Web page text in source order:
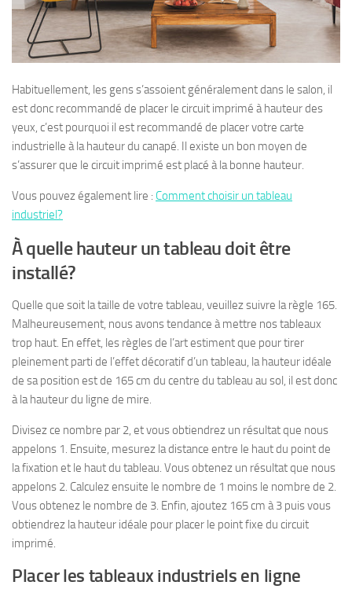
Habituellement, les gens s’assoient généralement dans le salon, il
est donc recommandé de placer le circuit imprimé à hauteur des
yeux, c’est pourquoi il est recommandé de placer votre carte
industrielle à la hauteur du canapé. Il existe un bon moyen de
s’assurer que le circuit imprimé est placé à la bonne hauteur.
Vous pouvez également lire : Comment choisir un tableau
industriel?
À quelle hauteur un tableau doit être
installé?
Quelle que soit la taille de votre tableau, veuillez suivre la règle 165.
Malheureusement, nous avons tendance à mettre nos tableaux
trop haut. En effet, les règles de l’art estiment que pour tirer
pleinement parti de l’effet décoratif d’un tableau, la hauteur idéale
de sa position est de 165 cm du centre du tableau au sol, il est donc
à la hauteur du ligne de mire.
Divisez ce nombre par 2, et vous obtiendrez un résultat que nous
appelons 1. Ensuite, mesurez la distance entre le haut du point de
la fixation et le haut du tableau. Vous obtenez un résultat que nous
appelons 2. Calculez ensuite le nombre de 1 moins le nombre de 2.
Vous obtenez le nombre de 3. Enfin, ajoutez 165 cm à 3 puis vous
obtiendrez la hauteur idéale pour placer le point fixe du circuit
imprimé.
Placer les tableaux industriels en ligne